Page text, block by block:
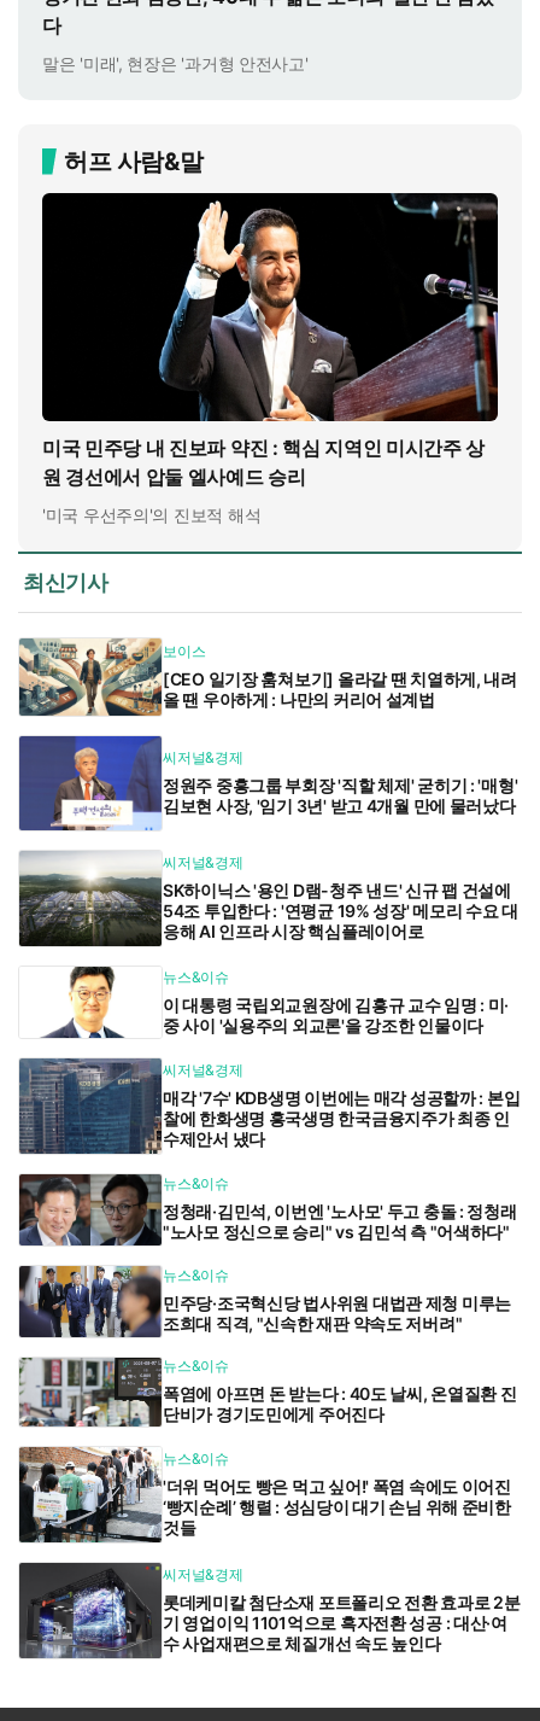
다
말은 '미래', 현장은 '과거형 안전사고'
허프 사람&말
미국 민주당 내 진보파 약진 : 핵심 지역인 미시간주 상
원 경선에서 압둘 엘사예드 승리
'미국 우선주의'의 진보적 해석
최신기사
보이스
[CEO 일기장 훔쳐보기] 올라갈 땐 치열하게, 내려
올 땐 우아하게 : 나만의 커리어 설계법
씨저널&경제
정원주 중흥그룹 부회장 '직할 체제' 굳히기 : '매형'
김보현 사장, '임기 3년' 받고 4개월 만에 물러났다
씨저널&경제
SK하이닉스 '용인 D램-청주 낸드' 신규 팹 건설에
54조 투입한다 : '연평균 19% 성장' 메모리 수요 대
응해 AI 인프라 시장 핵심플레이어로
뉴스&이슈
이 대통령 국립외교원장에 김흥규 교수 임명 : 미·
중 사이 '실용주의 외교론'을 강조한 인물이다
씨저널&경제
매각 '7수' KDB생명 이번에는 매각 성공할까 : 본입
찰에 한화생명 흥국생명 한국금융지주가 최종 인
수제안서 냈다
뉴스&이슈
정청래·김민석, 이번엔 '노사모' 두고 충돌 : 정청래
"노사모 정신으로 승리" vs 김민석 측 "어색하다"
뉴스&이슈
민주당·조국혁신당 법사위원 대법관 제청 미루는
조희대 직격, "신속한 재판 약속도 저버려"
뉴스&이슈
폭염에 아프면 돈 받는다 : 40도 날씨, 온열질환 진
단비가 경기도민에게 주어진다
뉴스&이슈
'더위 먹어도 빵은 먹고 싶어!' 폭염 속에도 이어진
‘빵지순례’ 행렬 : 성심당이 대기 손님 위해 준비한
것들
씨저널&경제
롯데케미칼 첨단소재 포트폴리오 전환 효과로 2분
기 영업이익 1101억으로 흑자전환 성공 : 대산·여
수 사업재편으로 체질개선 속도 높인다